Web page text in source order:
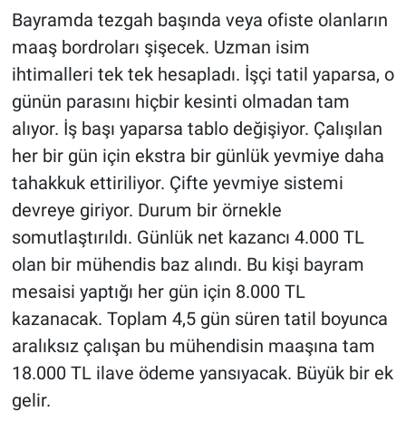
Bayramda tezgah başında veya ofiste olanların
maaş bordroları şişecek. Uzman isim
ihtimalleri tek tek hesapladı. İşçi tatil yaparsa, o
günün parasını hiçbir kesinti olmadan tam
alıyor. İş başı yaparsa tablo değişiyor. Çalışılan
her bir gün için ekstra bir günlük yevmiye daha
tahakkuk ettiriliyor. Çifte yevmiye sistemi
devreye giriyor. Durum bir örnekle
somutlaştırıldı. Günlük net kazancı 4.000 TL
olan bir mühendis baz alındı. Bu kişi bayram
mesaisi yaptığı her gün için 8.000 TL
kazanacak. Toplam 4,5 gün süren tatil boyunca
aralıksız çalışan bu mühendisin maaşına tam
18.000 TL ilave ödeme yansıyacak. Büyük bir ek
gelir.